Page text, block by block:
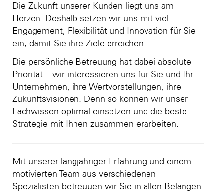
Die Zukunft unserer Kunden liegt uns am
Herzen. Deshalb setzen wir uns mit viel
Engagement, Flexibilität und Innovation für Sie
ein, damit Sie ihre Ziele erreichen.
Die persönliche Betreuung hat dabei absolute
Priorität – wir interessieren uns für Sie und Ihr
Unternehmen, ihre Wertvorstellungen, ihre
Zukunftsvisionen. Denn so können wir unser
Fachwissen optimal einsetzen und die beste
Strategie mit Ihnen zusammen erarbeiten.
Mit unserer langjähriger Erfahrung und einem
motivierten Team aus verschiedenen
Spezialisten betreuuen wir Sie in allen Belangen